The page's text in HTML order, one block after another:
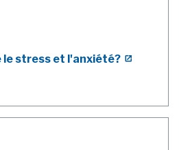
le stress et l'anxiété?